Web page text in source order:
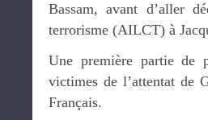
Bassam, avant d’aller
terrorisme (AILCT) à
Une première partie de
victimes de l’attentat de
Français.